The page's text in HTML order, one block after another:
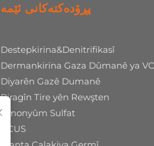
پڕۆدەکتەکانی ئێمە
Destepkirina&Denitrifikasî
Dermankirina Gaza Dûmanê ya
Diyarên Gazê Dumanê
Piragîn Tire yên Rewşten
Amonyûm Sulfat
CCUS